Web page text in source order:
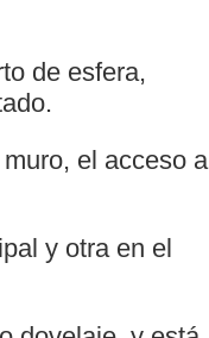
de esfera,
el acceso a
y otra en el